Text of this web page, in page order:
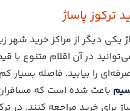
ترکوز پاساژ
یکی دیگر از مراکز خرید شهر
در آن اقلام متنوع با
را بیابید. فاصله بسیار کم
باعث شده است که
برای خرید مراجعه کنند. در